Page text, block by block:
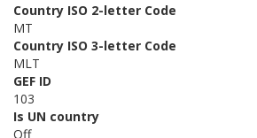
Country ISO 2-letter Code
MT
Country ISO 3-letter Code
MLT
GEF ID
103
Is UN country
Off